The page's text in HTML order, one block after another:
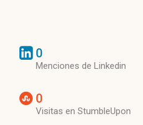
0
Menciones de Linkedin
0
Visitas en StumbleUpon